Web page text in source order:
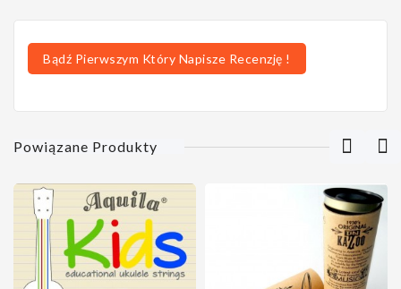
Bądź Pierwszym Który Napisze Recenzję !
Powiązane Produkty